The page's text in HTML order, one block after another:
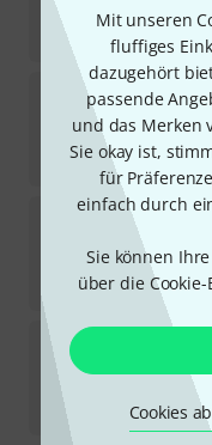
Mit unseren
fluffiges
dazugehört
passende
und das Merken
Sie okay ist,
für
einfach durch
Sie können
über die
Cookies
Sofort
8,95 €
Edition
Sofort
19,95
Edition
Sofort
24,95
Edition
Sofort
8,95 €